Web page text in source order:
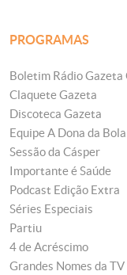
PROGRAMAS
Boletim Rádio Gazeta
Claquete Gazeta
Discoteca Gazeta
Equipe A Dona da Bola
Sessão da Cásper
Importante é Saúde
Podcast Edição Extra
Séries Especiais
Partiu
4 de Acréscimo
Grandes Nomes da